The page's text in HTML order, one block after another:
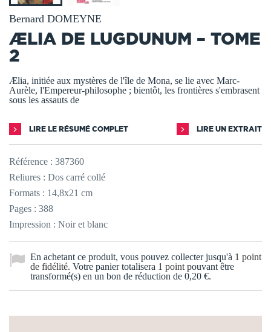
Bernard DOMEYNE
ÆLIA DE LUGDUNUM – TOME
2
Ælia, initiée aux mystères de l'île de Mona, se lie avec Marc-
Aurèle, l'Empereur-philosophe ; bientôt, les frontières s'embrasent
sous les assauts de
LIRE LE RÉSUMÉ COMPLET LIRE UN EXTRAIT
Référence : 387360
Reliures : Dos carré collé
Formats : 14,8x21 cm
Pages : 388
Impression : Noir et blanc
En achetant ce produit, vous pouvez collecter jusqu'à 1 point
de fidélité. Votre panier totalisera 1 point pouvant être
transformé(s) en un bon de réduction de 0,20 €.